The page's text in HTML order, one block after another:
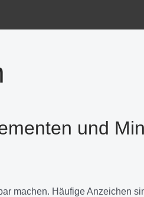
und
machen. Häufige Anzeichen